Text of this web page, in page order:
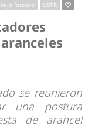
forzoso USTR
se reunieron
una postura
de arancel